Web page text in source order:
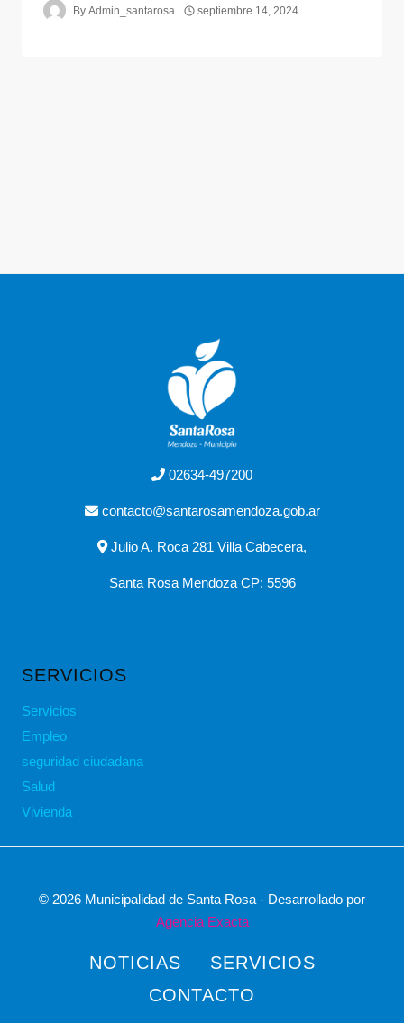
By Admin_santarosa septiembre 14, 2024
02634-497200
contacto@santarosamendoza.gob.ar
Julio A. Roca 281 Villa Cabecera,
Santa Rosa Mendoza CP: 5596
SERVICIOS
Servicios
Empleo
seguridad ciudadana
Salud
Vivienda
© 2026 Municipalidad de Santa Rosa - Desarrollado por
Agencia Exacta
NOTICIAS
SERVICIOS
CONTACTO